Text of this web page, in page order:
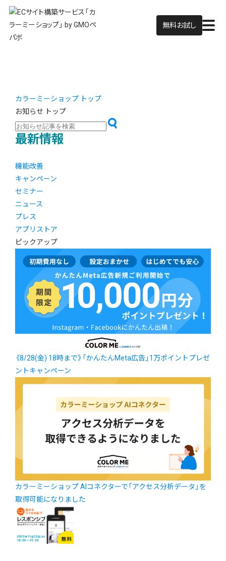
無料お試し
カラーミーショップ トップ
お知らせ トップ
最新情報
機能改善
キャンペーン
セミナー
ニュース
プレス
アプリストア
ピックアップ
《8/28(金) 18時まで》「かんたんMeta広告」1万ポイントプレゼ
ントキャンペーン
カラーミーショップ AIコネクターで「アクセス分析データ」を
取得可能になりました